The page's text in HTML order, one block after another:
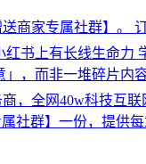
商家专属社群】。
书上有长线生命力
，而非一堆碎片内
，全网40w科技互
社群】一份，提供